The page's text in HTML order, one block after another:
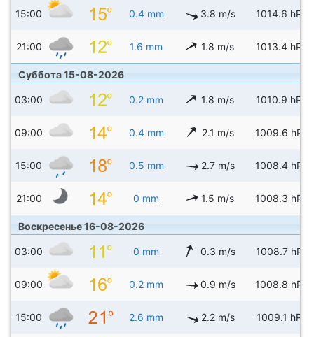
15:00 0.4 mm 3.8 m/s 1014.6 hPa
21:00 1.6 mm 1.8 m/s 1013.4 hPa
Суббота 15-08-2026
03:00 0.2 mm 1.8 m/s 1010.9 hPa
09:00 0.4 mm 2.1 m/s 1009.6 hPa
15:00 0.5 mm 2.7 m/s 1008.4 hPa
21:00 0 mm 1.5 m/s 1008.3 hPa
Воскресенье 16-08-2026
03:00 0 mm 0.3 m/s 1008.7 hPa
09:00 0.2 mm 0.9 m/s 1008.8 hPa
15:00 2.6 mm 2.2 m/s 1009.1 hPa